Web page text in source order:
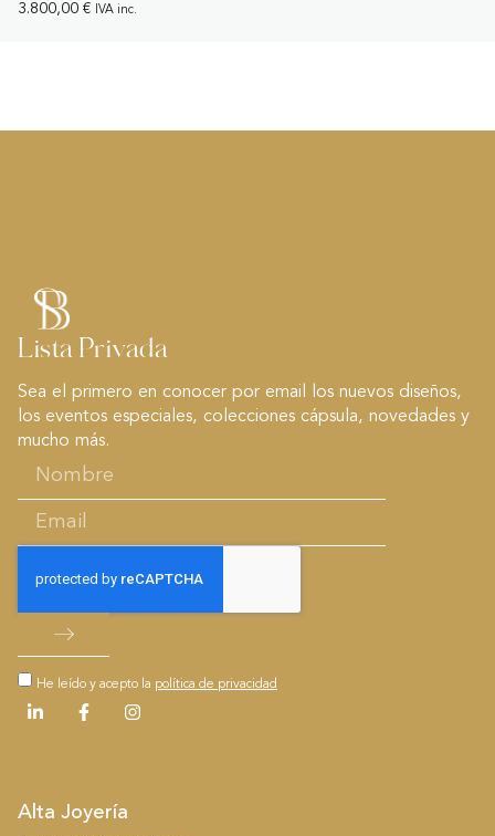
3.800,00 € IVA inc.
Lista Privada
Sea el primero en conocer por email los nuevos diseños,
los eventos especiales, colecciones cápsula, novedades y
mucho más.
He leído y acepto la política de privacidad
Alta Joyería